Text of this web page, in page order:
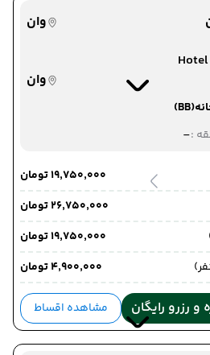
وان
وان
(BB)
:
-
۱۹٬۷۵۰٬۰۰۰ تومان
۲۶٬۷۵۰٬۰۰۰ تومان
۱۹٬۷۵۰٬۰۰۰ تومان
۴٬۹۰۰٬۰۰۰ تومان
و رزرو رایگان مشاهده اقساط